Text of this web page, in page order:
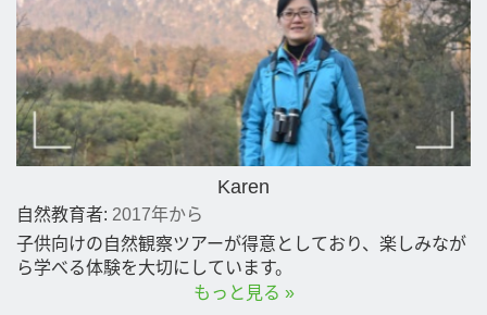
Karen
自然教育者: 2017年から
​子供向けの自然観察ツアーが得意としており、楽しみなが
ら学べる体験を大切にしています。
もっと見る »